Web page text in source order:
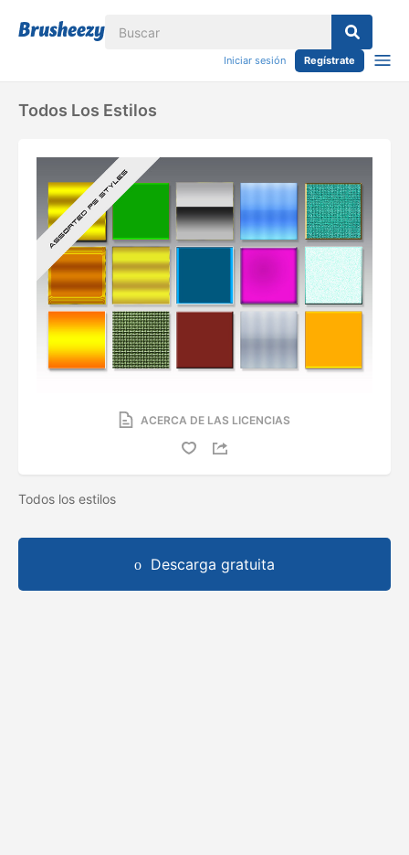
Iniciar sesión Regístrate
Todos Los Estilos
ACERCA DE LAS LICENCIAS
Todos los estilos
Descarga gratuita